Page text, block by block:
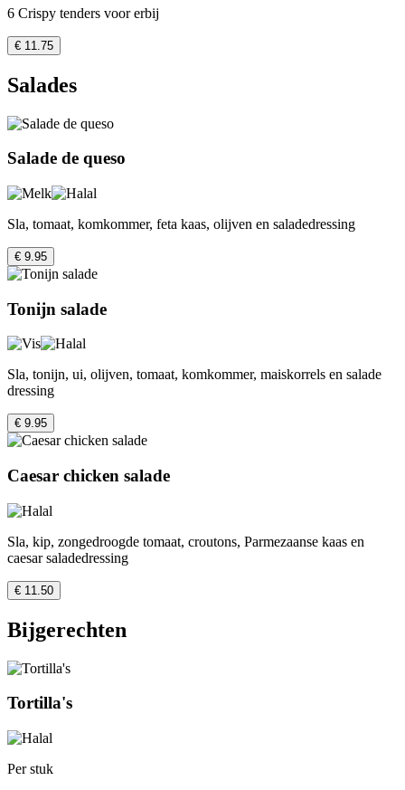
6 Crispy tenders voor erbij
€ 11.75
Salades
Salade de queso
Sla, tomaat, komkommer, feta kaas, olijven en saladedressing
€ 9.95
Tonijn salade
Sla, tonijn, ui, olijven, tomaat, komkommer, maiskorrels en salade
dressing
€ 9.95
Caesar chicken salade
Sla, kip, zongedroogde tomaat, croutons, Parmezaanse kaas en
caesar saladedressing
€ 11.50
Bijgerechten
Tortilla's
Per stuk